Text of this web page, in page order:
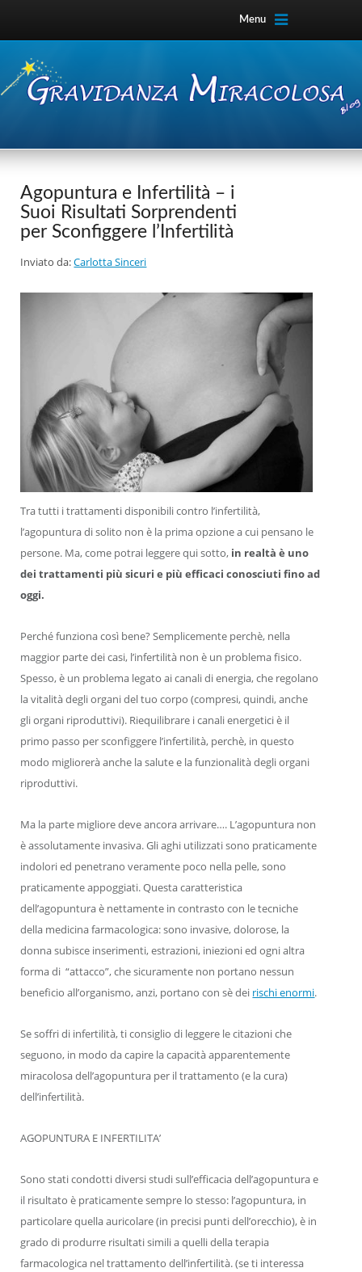
Menu
Agopuntura e Infertilità – i
Suoi Risultati Sorprendenti
per Sconfiggere l’Infertilità
Inviato da:Carlotta Sinceri
Tra tutti i trattamenti disponibili contro l’infertilità,
l’agopuntura di solito non è la prima opzione a cui pensano le
persone. Ma, come potrai leggere qui sotto, in realtà è uno
dei trattamenti più sicuri e più efficaci conosciuti fino ad
oggi.
Perché funziona così bene? Semplicemente perchè, nella
maggior parte dei casi, l’infertilità non è un problema fisico.
Spesso, è un problema legato ai canali di energia, che regolano
la vitalità degli organi del tuo corpo (compresi, quindi, anche
gli organi riproduttivi). Riequilibrare i canali energetici è il
primo passo per sconfiggere l’infertilità, perchè, in questo
modo migliorerà anche la salute e la funzionalità degli organi
riproduttivi.
Ma la parte migliore deve ancora arrivare…. L’agopuntura non
è assolutamente invasiva. Gli aghi utilizzati sono praticamente
indolori ed penetrano veramente poco nella pelle, sono
praticamente appoggiati. Questa caratteristica
dell’agopuntura è nettamente in contrasto con le tecniche
della medicina farmacologica: sono invasive, dolorose, la
donna subisce inserimenti, estrazioni, iniezioni ed ogni altra
forma di “attacco”, che sicuramente non portano nessun
beneficio all’organismo, anzi, portano con sè dei rischi enormi.
Se soffri di infertilità, ti consiglio di leggere le citazioni che
seguono, in modo da capire la capacità apparentemente
miracolosa dell’agopuntura per il trattamento (e la cura)
dell’infertilità.
AGOPUNTURA E INFERTILITA’
Sono stati condotti diversi studi sull’efficacia dell’agopuntura e
il risultato è praticamente sempre lo stesso: l’agopuntura, in
particolare quella auricolare (in precisi punti dell’orecchio), è in
grado di produrre risultati simili a quelli della terapia
farmacologica nel trattamento dell’infertilità. (se ti interessa